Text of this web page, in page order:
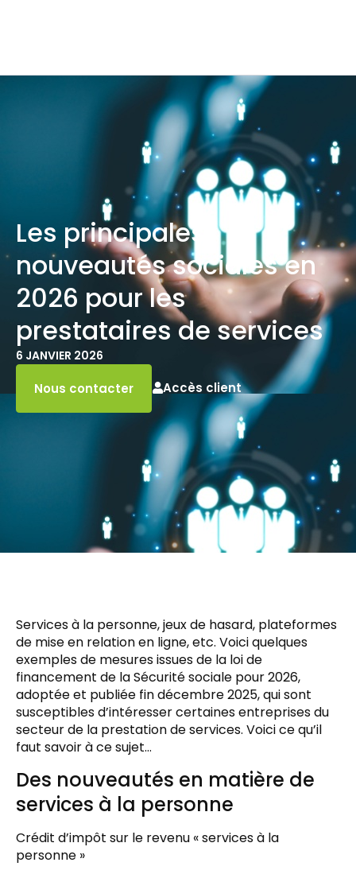
Les principales
nouveautés sociales en
2026 pour les
prestataires de services
6 JANVIER 2026
Nous contacter Accès client
Services à la personne, jeux de hasard, plateformes
de mise en relation en ligne, etc. Voici quelques
exemples de mesures issues de la loi de
financement de la Sécurité sociale pour 2026,
adoptée et publiée fin décembre 2025, qui sont
susceptibles d’intéresser certaines entreprises du
secteur de la prestation de services. Voici ce qu’il
faut savoir à ce sujet…
Des nouveautés en matière de
services à la personne
Crédit d’impôt sur le revenu « services à la
personne »